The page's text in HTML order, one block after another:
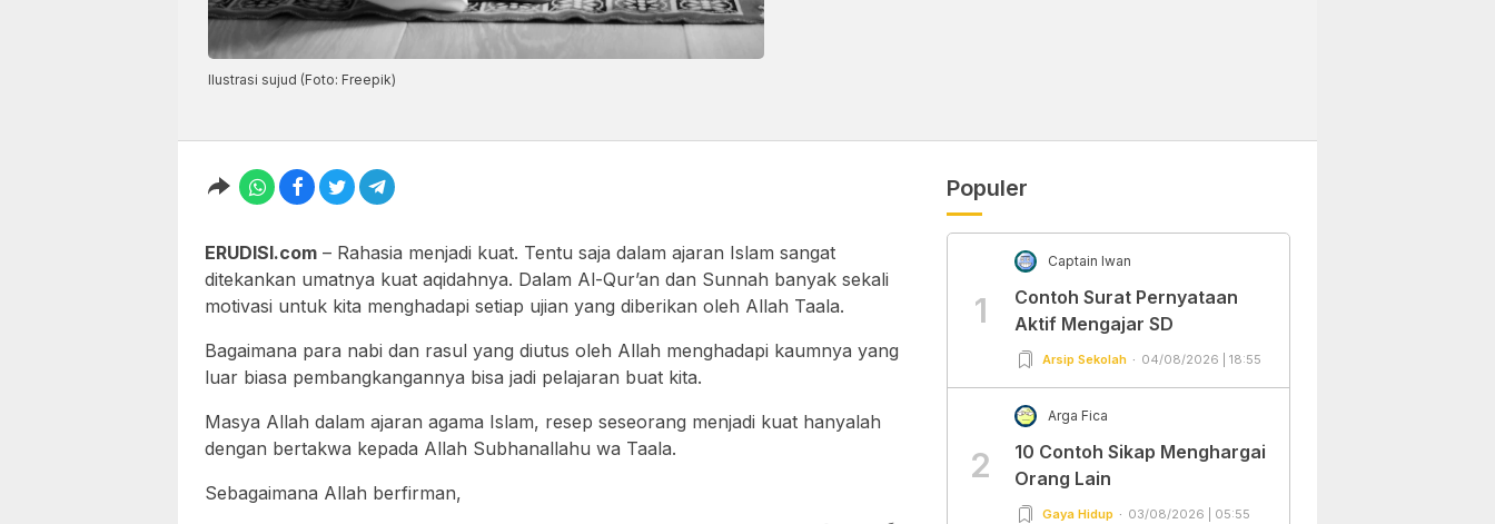
Ilustrasi sujud (Foto: Freepik)
ERUDISI.com – Rahasia menjadi kuat. Tentu saja dalam ajaran Islam sangat
ditekankan umatnya kuat aqidahnya. Dalam Al-Qur’an dan Sunnah banyak sekali
motivasi untuk kita menghadapi setiap ujian yang diberikan oleh Allah Taala.
Bagaimana para nabi dan rasul yang diutus oleh Allah menghadapi kaumnya yang
luar biasa pembangkangannya bisa jadi pelajaran buat kita.
Masya Allah dalam ajaran agama Islam, resep seseorang menjadi kuat hanyalah
dengan bertakwa kepada Allah Subhanallahu wa Taala.
Sebagaimana Allah berfirman,
Populer
1
Captain Iwan
Contoh Surat Pernyataan
Aktif Mengajar SD
Arsip Sekolah 04/08/2026 | 18:55
2
Arga Fica
10 Contoh Sikap Menghargai
Orang Lain
Gaya Hidup 03/08/2026 | 05:55